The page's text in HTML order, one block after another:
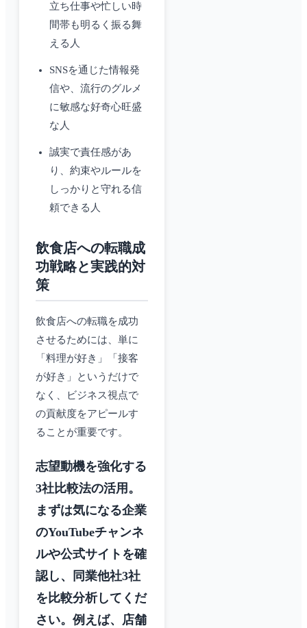
立ち仕事や忙しい時
間帯も明るく振る舞
える人
SNSを通じた情報発
信や、流行のグルメ
に敏感な好奇心旺盛
な人
誠実で責任感があ
り、約束やルールを
しっかりと守れる信
頼できる人
飲食店への転職成
功戦略と実践的対
策
飲食店への転職を成功
させるためには、単に
「料理が好き」「接客
が好き」というだけで
なく、ビジネス視点で
の貢献度をアピールす
ることが重要です。
志望動機を強化する
3社比較法の活用。
まずは気になる企業
のYouTubeチャンネ
ルや公式サイトを確
認し、同業他社3社
を比較分析してくだ
さい。例えば、店舗